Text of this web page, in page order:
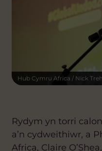
Hub Cymru Africa / Nick
Rydym yn torri
a’n cydweithiwr, a
Africa, Claire